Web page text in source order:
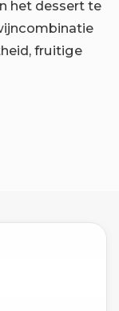
het dessert te
fruitige